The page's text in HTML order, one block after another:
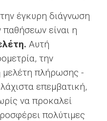
έγκυρη διάγνωση
είναι η
Αυτή
την
μελέτη πλήρωσης -
επεμβατική,
να προκαλεί
πολύτιμες